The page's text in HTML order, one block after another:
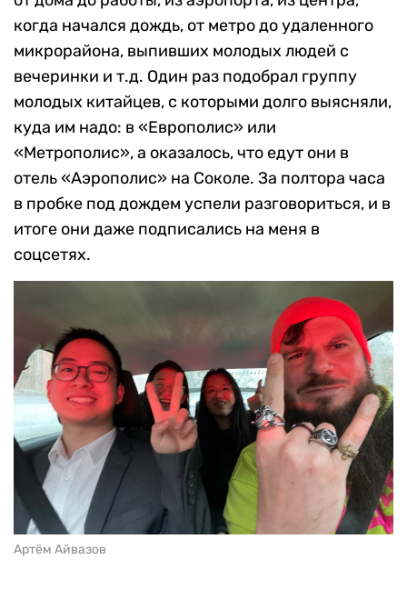
когда начался дождь, от метро до удаленного
микрорайона, выпивших молодых людей с
вечеринки и т.д. Один раз подобрал группу
молодых китайцев, с которыми долго выясняли,
куда им надо: в «Европолис» или
«Метрополис», а оказалось, что едут они в
отель «Аэрополис» на Соколе. За полтора часа
в пробке под дождем успели разговориться, и в
итоге они даже подписались на меня в
соцсетях.
Артём Айвазов